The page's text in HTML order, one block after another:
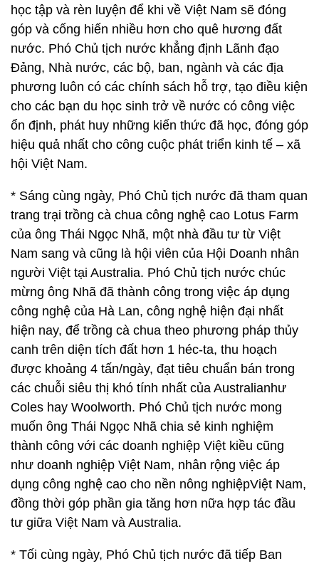
học tập và rèn luyện để khi về Việt Nam sẽ đóng
góp và cống hiến nhiều hơn cho quê hương đất
nước. Phó Chủ tịch nước khẳng định Lãnh đạo
Đảng, Nhà nước, các bộ, ban, ngành và các địa
phương luôn có các chính sách hỗ trợ, tạo điều kiện
cho các bạn du học sinh trở về nước có công việc
ổn định, phát huy những kiến thức đã học, đóng góp
hiệu quả nhất cho công cuộc phát triển kinh tế – xã
hội Việt Nam.
* Sáng cùng ngày, Phó Chủ tịch nước đã tham quan
trang trại trồng cà chua công nghệ cao Lotus Farm
của ông Thái Ngọc Nhã, một nhà đầu tư từ Việt
Nam sang và cũng là hội viên của Hội Doanh nhân
người Việt tại Australia. Phó Chủ tịch nước chúc
mừng ông Nhã đã thành công trong việc áp dụng
công nghệ của Hà Lan, công nghệ hiện đại nhất
hiện nay, để trồng cà chua theo phương pháp thủy
canh trên diện tích đất hơn 1 héc-ta, thu hoạch
được khoảng 4 tấn/ngày, đạt tiêu chuẩn bán trong
các chuỗi siêu thị khó tính nhất của Australianhư
Coles hay Woolworth. Phó Chủ tịch nước mong
muốn ông Thái Ngọc Nhã chia sẻ kinh nghiệm
thành công với các doanh nghiệp Việt kiều cũng
như doanh nghiệp Việt Nam, nhân rộng việc áp
dụng công nghệ cao cho nền nông nghiệpViệt Nam,
đồng thời góp phần gia tăng hơn nữa hợp tác đầu
tư giữa Việt Nam và Australia.
* Tối cùng ngày, Phó Chủ tịch nước đã tiếp Ban